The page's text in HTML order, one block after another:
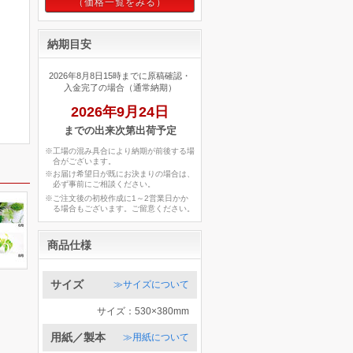
納期目安
2026年8月8日15時までに原稿確認・
入金完了の場合（通常納期）
2026年9月24日
までの出来次第出荷予定
※工場の混み具合により納期が前後する場
合がございます。
※お届け希望日が既にお決まりの場合は、
必ず事前にご相談ください。
※ご注文後の初校作成に1～2営業日かか
る場合もございます。ご留意ください。
商品仕様
サイズ ≫サイズについて
サイズ：530×380mm
用紙／製本 ≫用紙について